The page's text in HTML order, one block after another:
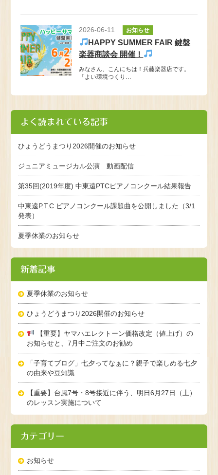
2026-06-11 お知らせ
HAPPY SUMMER FAIR 鍵盤
楽器商談会 開催！
みなさん、こんにちは！兵藤楽器店です。
「よい環境つくり…
よく読まれている記事
ひょうどうまつり2026開催のお知らせ
ジュニアミュージカル公演 動画配信
第35回(2019年度) 中東遠PTCピアノコンクール結果報告
中東遠P.T.C ピアノコンクール課題曲を公開しました（3/1
発表）
夏季休業のお知らせ
新着記事
夏季休業のお知らせ
ひょうどうまつり2026開催のお知らせ
【重要】ヤマハエレクトーン価格改定（値上げ）の
お知らせと、7月中ご注文のお勧め
「子育てブログ」七夕ってなぁに？親子で楽しめる七夕
の由来や豆知識
【重要】台風7号・8号接近に伴う、明日6月27日（土）
のレッスン実施について
カテゴリー
お知らせ